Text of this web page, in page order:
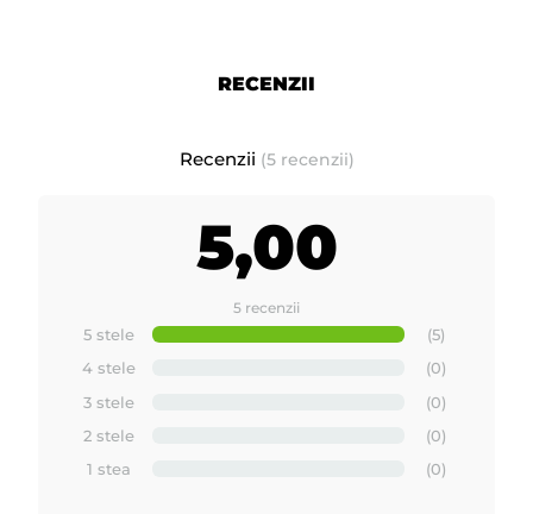
- incalzitorul de ceara are inclus in pret
trebuie evidentiata separat ca si pozitie pe factura. Taxa ajunge
Calitate premium.
Fabricat in SPANIA de MAYSTAR
RECENZII
Recenzii (5 recenzii)
5,00
5 recenzii
5 stele
(5)
4 stele
(0)
3 stele
(0)
2 stele
(0)
1 stea
(0)